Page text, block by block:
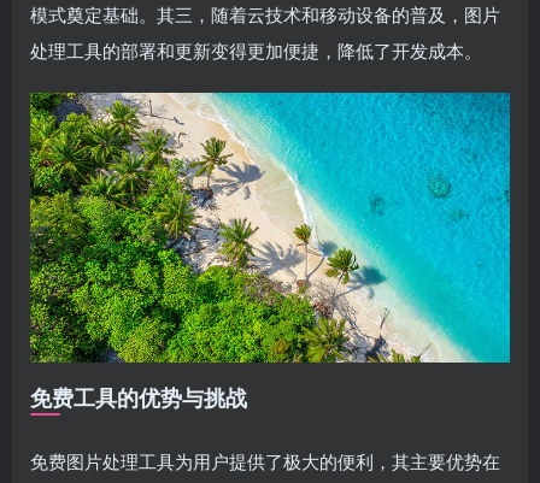
模式奠定基础。其三，随着云技术和移动设备的普及，图片
处理工具的部署和更新变得更加便捷，降低了开发成本。
免费工具的优势与挑战
免费图片处理工具为用户提供了极大的便利，其主要优势在